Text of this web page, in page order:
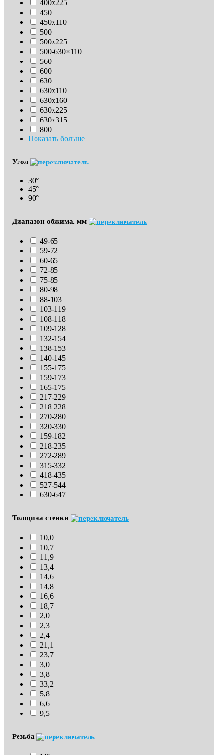
400х225
450
450х110
500
500х225
500-630×110
560
600
630
630х110
630x160
630х225
630х315
800
Показать больше
Угол
30°
45°
90°
Диапазон обжима, мм
49-65
59-72
60-65
72-85
75-85
80-98
88-103
103-119
108-118
109-128
132-154
138-153
140-145
155-175
159-173
165-175
217-229
218-228
270-280
320-330
159-182
218-235
272-289
315-332
418-435
527-544
630-647
Толщина стенки
10,0
10,7
11,9
13,4
14,6
14,8
16,6
18,7
2,0
2,3
2,4
21,1
23,7
3,0
3,8
33,2
5,8
6,6
9,5
Резьба